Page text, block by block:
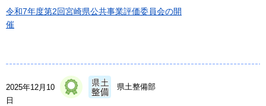
令和7年度第2回宮崎県公共事業評価委員会の開
催
2025年12月10
日
県土整備部